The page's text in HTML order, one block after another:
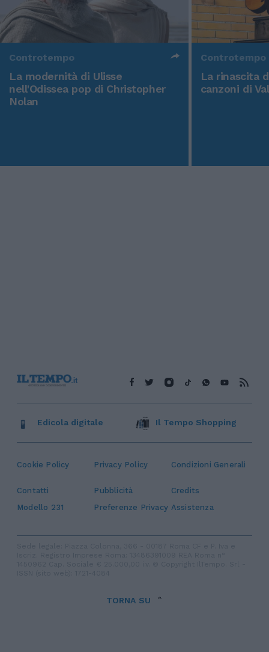
Controtempo
La modernità di Ulisse
nell'Odissea pop di Christopher
Nolan
Controtempo
La rinascita
canzoni di
Cookie Policy Privacy Policy Condizioni Generali
Contatti Pubblicità
Credits
Modello 231
Preferenze Privacy Assistenza
Edicola digitale Il Tempo Shopping
TORNA SU